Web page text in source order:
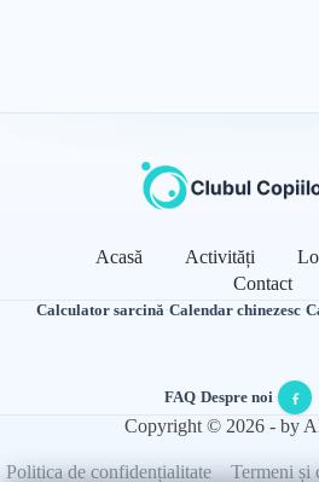
Acasă Activități
Contact
Calculator sarcină·Calendar chinezesc·
FAQ·Despre noi·
Copyright © 2026 - by
Politica de confidențialitate Termeni și